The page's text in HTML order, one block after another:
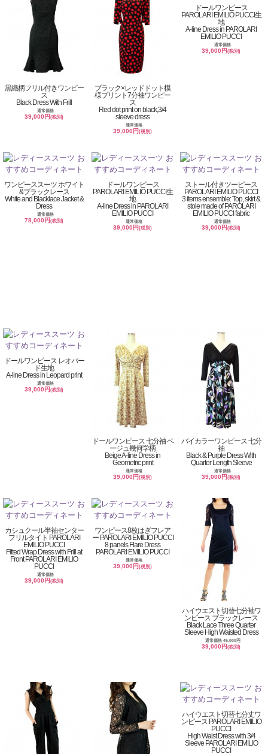
黒織柄フリル付きワンピー
ス
Black Dress With Frill
通常価格
39,000円(税別)
ブラック×レッドドット模
様プリント7分袖ワンピー
ス
Red dot print on black,3/4
sleeve dress
通常価格
39,000円(税別)
ドールワンピース
PAROLARI EMILIO PUCCI生
地
A-line Dress in PAROLARI
EMILIO PUCCI
通常価格
39,000円(税別)
ワンピーススーツ ホワイト
&ブラックレース
White and Blacklace Jacket &
Dress
通常価格
78,000円(税別)
ドールワンピース
PAROLARI EMILIO PUCCI生
地
A-line Dress in PAROLARI
EMILIO PUCCI
通常価格
39,000円(税別)
ストール付きツーピース
PAROLARI EMILIO PUCCI
3 items ensemble: Top, skirt &
stole made of PAROLARI
EMILIO PUCCI fabric
通常価格
39,000円(税別)
ドールワンピース レオパー
ド生地
A-line Dress in Leopard print
通常価格
39,000円(税別)
ドールワンピース 七分袖 ベ
ージュ幾何学柄
Beige A-line Dress in
Geometric print
通常価格
39,000円(税別)
バイカラーワンピース 七分
袖
Black & Purple Dress With
Quarter Length Sleeve
通常価格
39,000円(税別)
カシュクール半袖センター
フリルタイト PAROLARI
EMILIO PUCCI
Fitted Wrap Dress with Frill at
Front PAROLARI EMILIO
PUCCI
通常価格
39,000円(税別)
ワンピース8枚はぎフレア
ー PAROLARI EMILIO PUCCI
8 panels Flare Dress
PAROLARI EMILIO PUCCI
通常価格
39,000円(税別)
ハイウエスト切替七分袖ワ
ンピース ブラックレース
Black Lace Three Quarter
Sleeve High Waisted Dress
通常価格 45,000円
39,000円(税別)
ハイウエスト切替七分丈ワ
ンピース PAROLARI EMILIO
PUCCI
High Waist Dress with 3/4
Sleeve PAROLARI EMILIO
PUCCI